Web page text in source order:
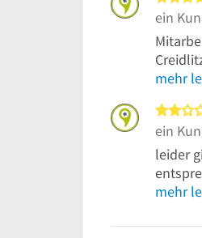
ein
mehr
ein
leider
mehr